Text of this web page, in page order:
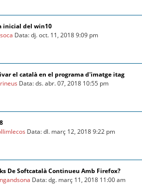
inicial del win10
Data: dj. oct. 11, 2018 9:09 pm
el català en el programa d'imatge itag
Data: ds. abr. 07, 2018 10:55 pm
Data: dl. març 12, 2018 9:22 pm
De Softcatalà Continueu Amb Firefox?
Data: dg. març 11, 2018 11:00 am